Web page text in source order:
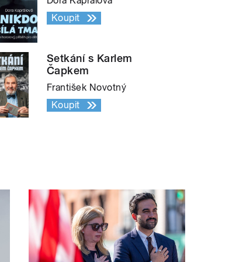
Koupit
Setkání s Karlem
Čapkem
František Novotný
Koupit